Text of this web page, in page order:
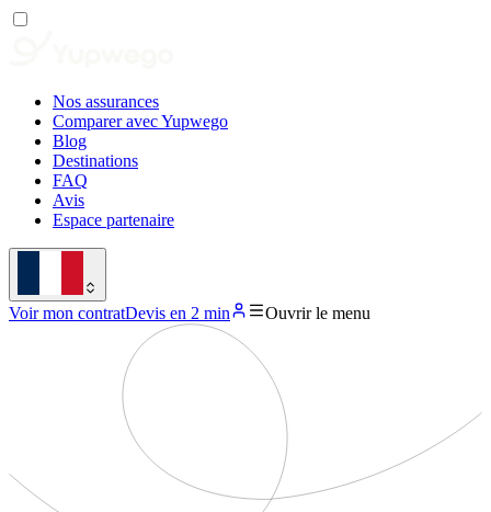
Nos assurances
Comparer avec Yupwego
Blog
Destinations
FAQ
Avis
Espace partenaire
Voir mon contratDevis en 2 min Ouvrir le menu